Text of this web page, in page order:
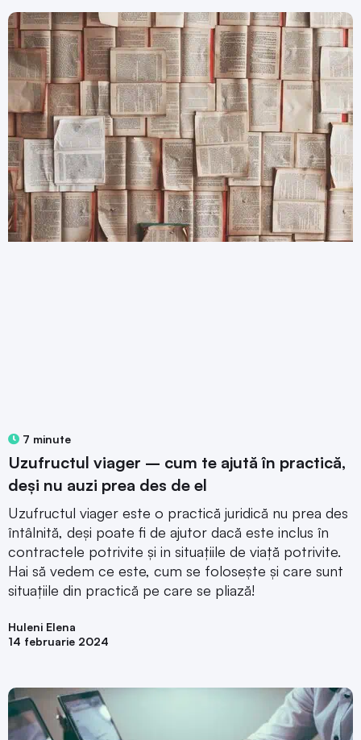
7 minute
Uzufructul viager – cum te ajută în practică,
deși nu auzi prea des de el
Uzufructul viager este o practică juridică nu prea des
întâlnită, deși poate fi de ajutor dacă este inclus în
contractele potrivite și in situațiile de viață potrivite.
Hai să vedem ce este, cum se folosește și care sunt
situațiile din practică pe care se pliază!
Huleni Elena
14 februarie 2024